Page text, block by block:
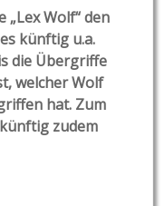
Wolf“ den
künftig u.a.
die Übergriffe
welcher Wolf
hat. Zum
zudem